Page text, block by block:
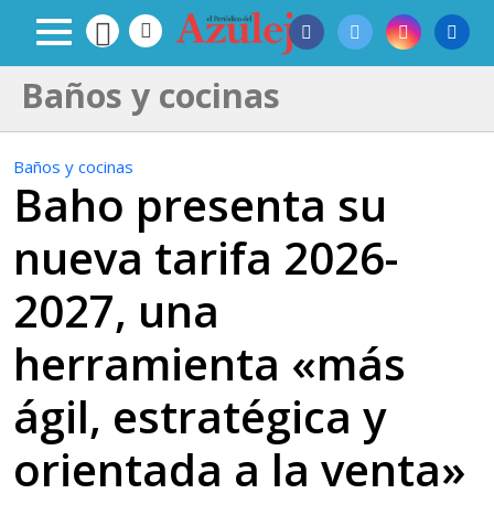
Baños y cocinas
Baños y cocinas
Baho presenta su
nueva tarifa 2026-
2027, una
herramienta «más
ágil, estratégica y
orientada a la venta»